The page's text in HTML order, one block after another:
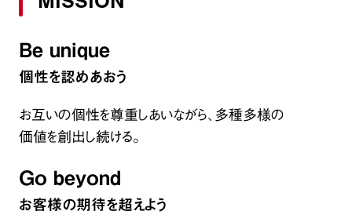
Be unique
個性を認めあおう
お互いの個性を尊重しあいながら、多種多様の
価値を創出し続ける。
Go beyond
お客様の期待を超えよう